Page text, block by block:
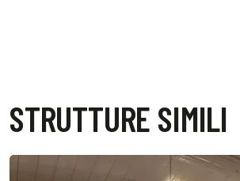
STRUTTURE SIMILI